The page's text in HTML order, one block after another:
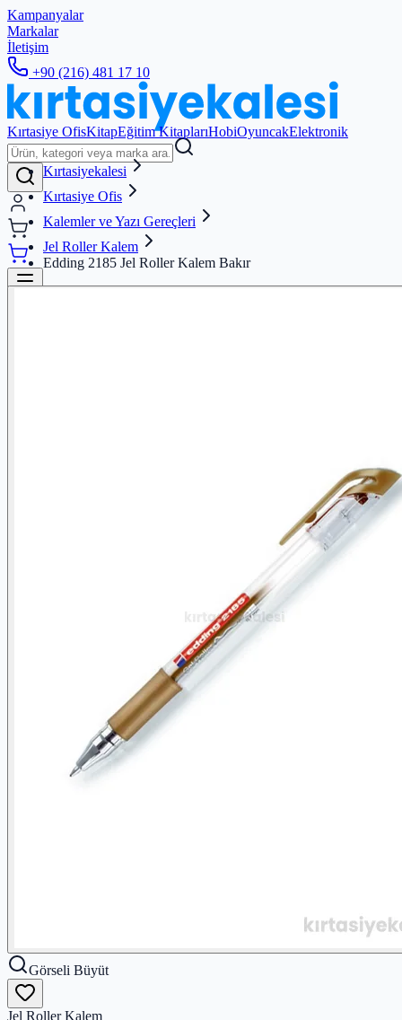
Kampanyalar
Markalar
İletişim
+90 (216) 481 17 10
Kırtasiye OfisKitapEğitim KitaplarıHobiOyuncakElektronik
Kırtasiyekalesi
Kırtasiye Ofis
Kalemler ve Yazı Gereçleri
Jel Roller Kalem
Edding 2185 Jel Roller Kalem Bakır
Görseli Büyüt
Jel Roller Kalem